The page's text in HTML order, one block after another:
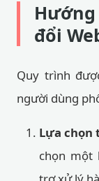
đổi
Quy trình
người dùng
Lựa chọn
chọn một